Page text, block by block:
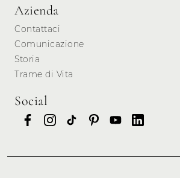
Azienda
Contattaci
Comunicazione
Storia
Trame di Vita
Social